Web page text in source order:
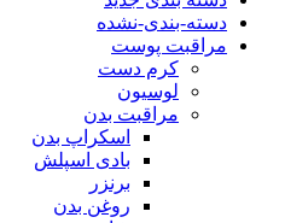
دسته-بندی-نشده
مراقبت پوست
کرم دست
لوسیون
مراقبت بدن
اسکراپ بدن
بادی اسپلش
برنزر
روغن بدن